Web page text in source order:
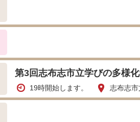
第3回志布志市立学びの多様
19時開始します。
志布志